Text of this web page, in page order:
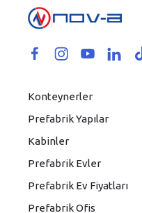
Konteynerler
Prefabrik Yapılar
Kabinler
Prefabrik Evler
Prefabrik Ev Fiyatları
Prefabrik Ofis